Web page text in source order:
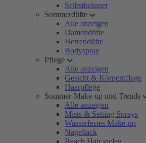
Selbstbräuner
Sommerdüfte
Alle anzeigen
Damendüfte
Herrendüfte
Bodyspray
Pflege
Alle anzeigen
Gesicht & Körperpflege
Haarpflege
Sommer-Make-up und Trends
Alle anzeigen
Mists & Setting Sprays
Wasserfestes Make-up
Nagellack
Beach Hair stylen